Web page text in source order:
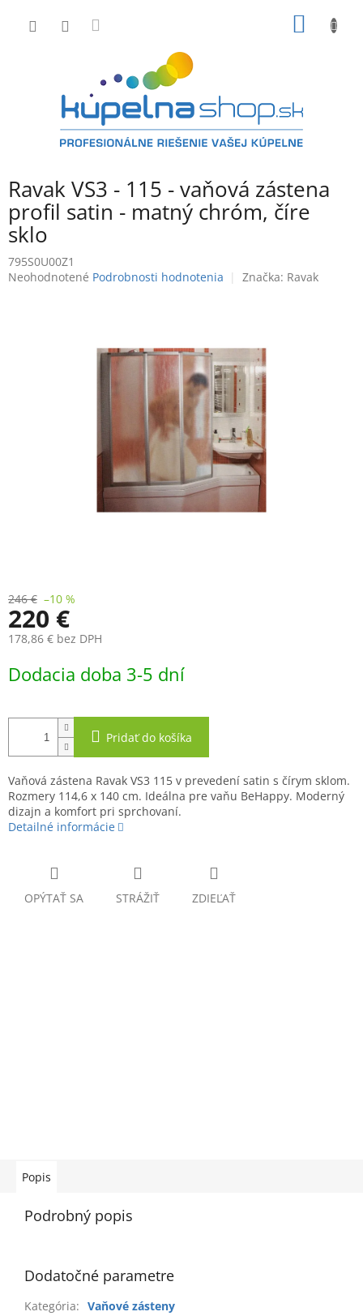
Ravak VS3 - 115 - vaňová zástena
profil satin - matný chróm, číre
sklo
795S0U00Z1
Priemerné
Neohodnotené Podrobnosti hodnotenia Značka: Ravak
246 € –10 %
220 €
178,86 € bez DPH
cena:
Dodacia doba 3-5 dní
Pridať do košíka
Vaňová zástena Ravak VS3 115 v prevedení satin s čírym sklom.
Rozmery 114,6 x 140 cm. Ideálna pre vaňu BeHappy. Moderný
dizajn a komfort pri sprchovaní.
Detailné informácie
OPÝTAŤ SA STRÁŽIŤ ZDIEĽAŤ
Popis
Podrobný popis
Dodatočné parametre
Kategória: Vaňové zásteny